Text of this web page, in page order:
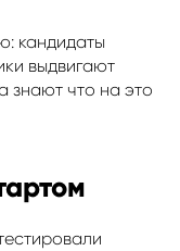
кандидаты
выдвигают
знают что на это